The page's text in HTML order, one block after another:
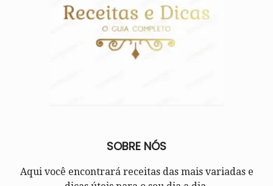
SOBRE NÓS
Aqui você encontrará receitas das mais variadas e